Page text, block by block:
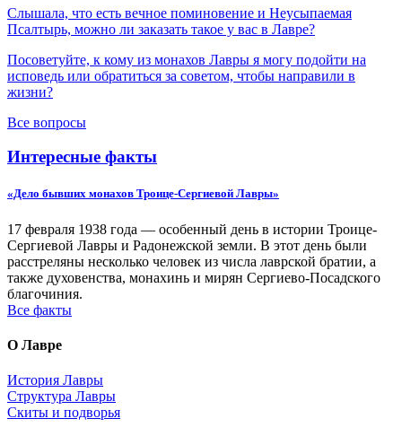
Слышала, что есть вечное поминовение и Неусыпаемая
Псалтырь, можно ли заказать такое у вас в Лавре?
Посоветуйте, к кому из монахов Лавры я могу подойти на
исповедь или обратиться за советом, чтобы направили в
жизни?
Все вопросы
Интересные факты
«Дело бывших монахов Троице-Сергиевой Лавры»
17 февраля 1938 года — особенный день в истории Троице-
Сергиевой Лавры и Радонежской земли. В этот день были
расстреляны несколько человек из числа лаврской братии, а
также духовенства, монахинь и мирян Сергиево-Посадского
благочиния.
Все факты
О Лавре
История Лавры
Структура Лавры
Скиты и подворья